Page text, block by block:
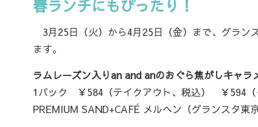
春ランチにもぴったり！
3月25日（火）から4月25日（金）まで、グラン
ます。
ラムレーズン入りan and anのおぐら焦がしキャ
1パック ￥584（テイクアウト、税込） ￥594（
PREMIUM SAND+CAFÉ メルヘン（グランスタ東